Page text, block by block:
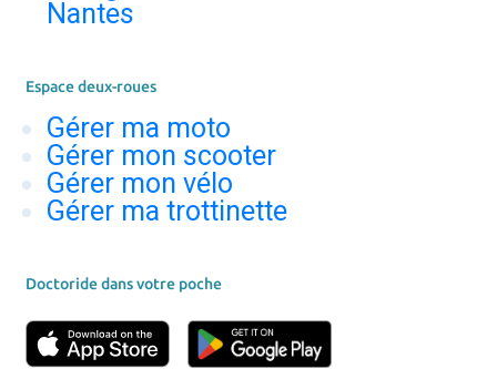
Nantes
Espace deux-roues
Gérer ma moto
Gérer mon scooter
Gérer mon vélo
Gérer ma trottinette
Doctoride dans votre poche